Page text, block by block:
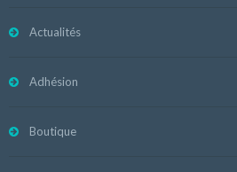
Actualités
Adhésion
Boutique